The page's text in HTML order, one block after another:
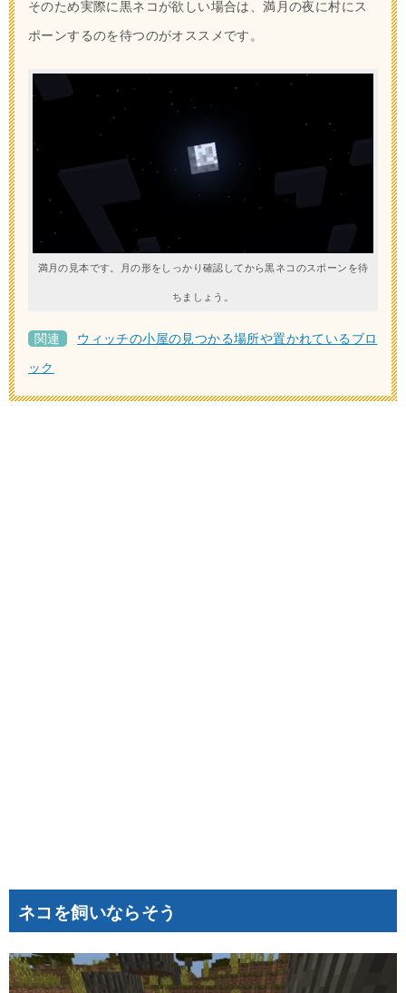
そのため実際に黒ネコが欲しい場合は、満月の夜に村にス
ポーンするのを待つのがオススメです。
満月の見本です。月の形をしっかり確認してから黒ネコのスポーンを待
ちましょう。
関連
ウィッチの小屋の見つかる場所や置かれているブロ
ック
ネコを飼いならそう